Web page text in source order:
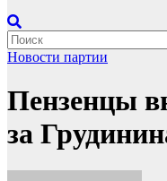
Новости партии
Пензенцы
за